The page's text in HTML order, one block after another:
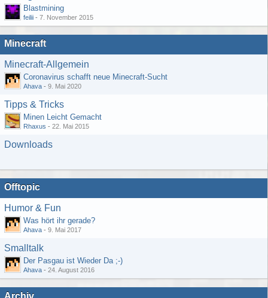
Blastmining
feilii - 7. November 2015
Minecraft
Minecraft-Allgemein
Coronavirus schafft neue Minecraft-Sucht
Ahava - 9. Mai 2020
Tipps & Tricks
Minen Leicht Gemacht
Rhaxus - 22. Mai 2015
Downloads
Offtopic
Humor & Fun
Was hört ihr gerade?
Ahava - 9. Mai 2017
Smalltalk
Der Pasgau ist Wieder Da ;-)
Ahava - 24. August 2016
Archiv